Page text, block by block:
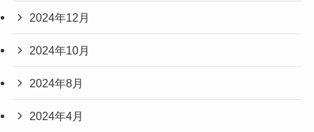
2024年12月
2024年10月
2024年8月
2024年4月